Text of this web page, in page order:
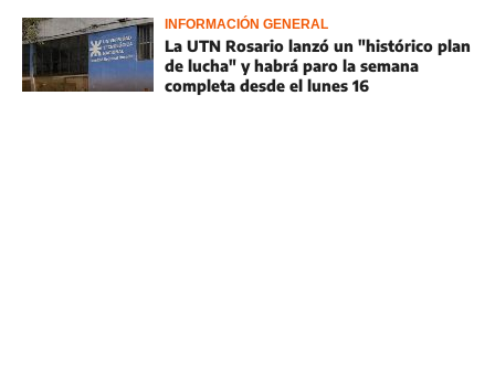
INFORMACIÓN GENERAL
La UTN Rosario lanzó un "histórico plan
de lucha" y habrá paro la semana
completa desde el lunes 16